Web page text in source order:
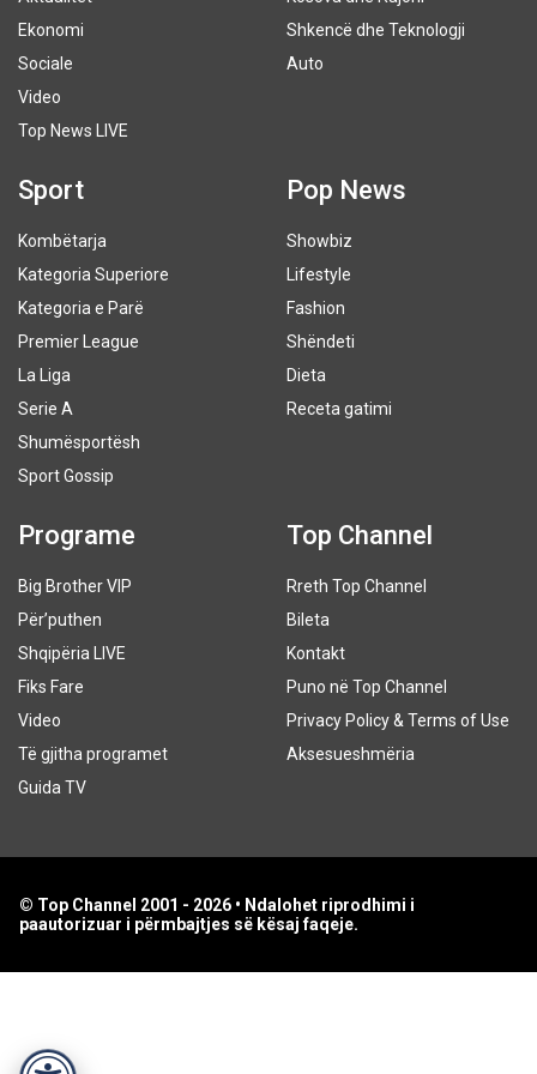
Ekonomi
Sociale
Video
Top News LIVE
Shkencë dhe Teknologji
Auto
Sport
Kombëtarja
Kategoria Superiore
Kategoria e Parë
Premier League
La Liga
Serie A
Shumësportësh
Sport Gossip
Pop News
Showbiz
Lifestyle
Fashion
Shëndeti
Dieta
Receta gatimi
Programe
Big Brother VIP
Për’puthen
Shqipëria LIVE
Fiks Fare
Video
Të gjitha programet
Guida TV
Top Channel
Rreth Top Channel
Bileta
Kontakt
Puno në Top Channel
Privacy Policy & Terms of Use
Aksesueshmëria
© Top Channel 2001 - 2026 • Ndalohet riprodhimi i
paautorizuar i përmbajtjes së kësaj faqeje.